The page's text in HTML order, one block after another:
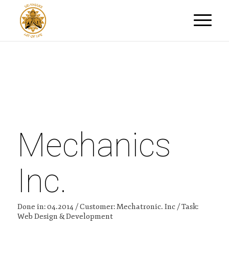
Mechanics
Inc.
Done in: 04.2014 / Customer: Mechatronic. Inc / Task:
Web Design & Development